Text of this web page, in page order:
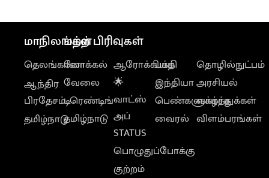
மாநிலங்கள்
தெலங்கானா
ஆந்திர
பிரதேசம்
தமிழ்நாடு
மற்ற பிரிவுகள்
லோக்கல்
வேலை
டிரெண்டிங்
தமிழ்நாடு
ஆரோக்கியம்
🌟
வாட்ஸ்
அப்
STATUS
பொழுதுப்போக்கு
குற்றம்
பக்தி
இந்தியா
பெண்களுக்காக
வைரல்
தொழில்நுட்பம்
அரசியல்
வாழ்த்துக்கள்
விளம்பரங்கள்